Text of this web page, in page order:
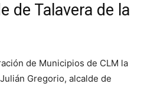
de Talavera de la
de Municipios de CLM la
Gregorio, alcalde de